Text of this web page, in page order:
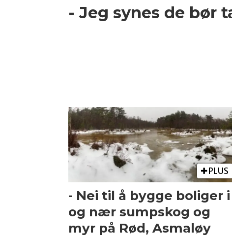
- Jeg synes de bør
PLUS
- Nei til å bygge boliger i
og nær sumpskog og
myr på Rød, Asmaløy